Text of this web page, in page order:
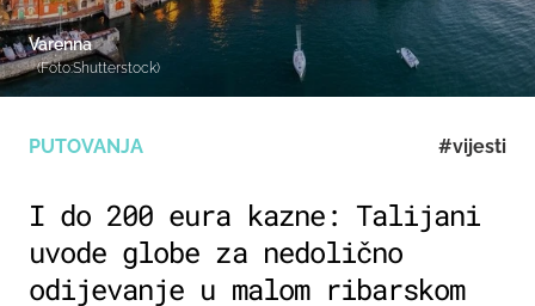
PUTOVANJA #vijesti
I do 200 eura kazne: Talijani
uvode globe za nedolično
odijevanje u malom ribarskom
Varenna
(Foto:Shutterstock)